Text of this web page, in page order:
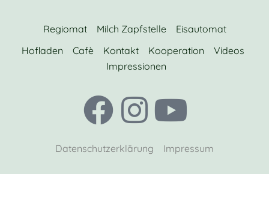
Regiomat Milch Zapfstelle
Eisautomat
Hofladen
Cafè Kontakt Kooperation
Videos
Impressionen
Datenschutzerklärung Impressum